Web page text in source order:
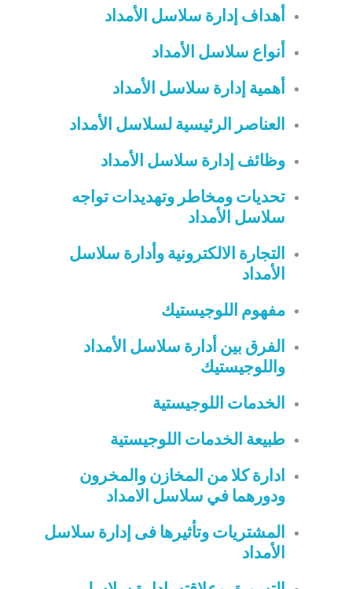
أهداف إدارة سلاسل الأمداد
أنواع سلاسل الأمداد
أهمية إدارة سلاسل الأمداد
العناصر الرئيسية لسلاسل الأمداد
وظائف إدارة سلاسل الأمداد
تحديات ومخاطر وتهديدات تواجه
سلاسل الأمداد
التجارة الالكترونية وأدارة سلاسل
الأمداد
مفهوم اللوجيستيك
الفرق بين أدارة سلاسل الأمداد
واللوجيستيك
الخدمات اللوجيستية
طبيعة الخدمات اللوجيستية
ادارة كلا من المخازن والمخرون
ودورهما في سلاسل الامداد
المشتريات وتأثيرها فى إدارة سلاسل
الأمداد